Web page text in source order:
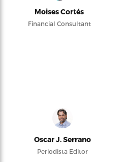
Moises Cortés
Financial Consultant
Oscar J. Serrano
Periodista Editor